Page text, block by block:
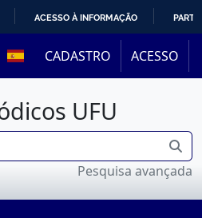
PARA
O
CONTEÚDO
ACESSO À INFORMAÇÃO
CADASTRO ACESSO
UFU
Pesquisa avançada